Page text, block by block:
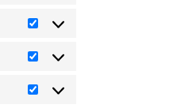
Vorlieben
Statistiken
Marketing